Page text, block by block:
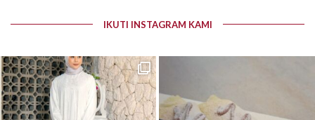
IKUTI INSTAGRAM KAMI